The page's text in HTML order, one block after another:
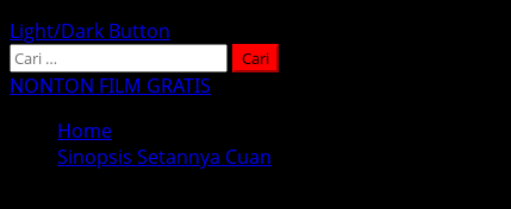
Light/Dark Button
Cari
untuk:
NONTON FILM GRATIS
Home
Sinopsis Setannya Cuan